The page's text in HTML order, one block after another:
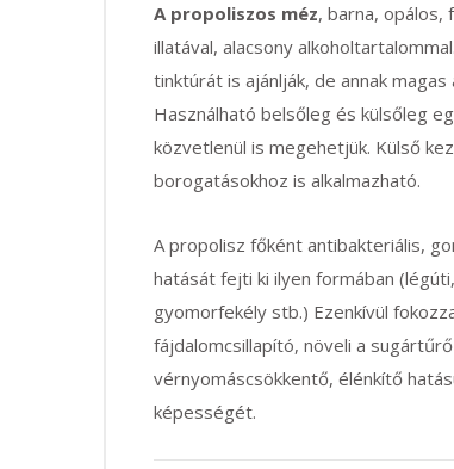
A propoliszos méz, barna, opálos,
illatával, alacsony
tinktúrát is ajánlják, de annak
Használható belsőleg és külsőleg
közvetlenül is megehetjük. Külső
borogatásokhoz is alkalmazható.
A propolisz főként antibakteriális,
hatását fejti ki ilyen formában
gyomorfekély stb.) Ezenkívül
fájdalomcsillapító, növeli a
vérnyomáscsökkentő, élénkítő
képességét.